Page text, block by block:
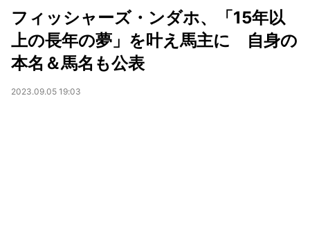
フィッシャーズ・ンダホ、「15年以
上の長年の夢」を叶え馬主に 自身の
本名＆馬名も公表
2023.09.05 19:03